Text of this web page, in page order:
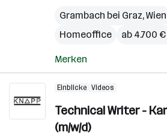
Grambach bei Graz,Wien
Homeoffice
ab 4.700
Merken
Einblicke Videos
Technical Writer -
(m/w/d)